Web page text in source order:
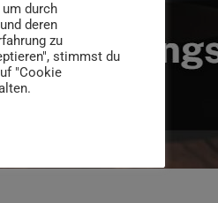
durch
deren
zu
stimmst du
"Cookie